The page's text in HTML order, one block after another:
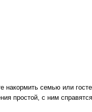
накормить семью или
простой, с ним